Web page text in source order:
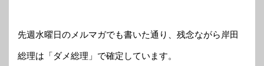
先週水曜日のメルマガでも書いた通り、残念ながら岸田
総理は「ダメ総理」で確定しています。